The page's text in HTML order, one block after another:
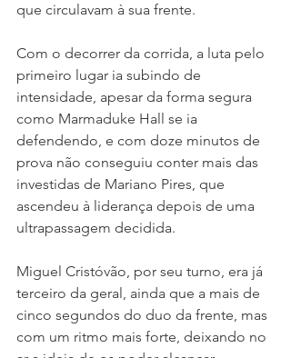
que circulavam à sua frente.
Com o decorrer da corrida, a luta pelo
primeiro lugar ia subindo de
intensidade, apesar da forma segura
como Marmaduke Hall se ia
defendendo, e com doze minutos de
prova não conseguiu conter mais das
investidas de Mariano Pires, que
ascendeu à liderança depois de uma
ultrapassagem decidida.
Miguel Cristóvão, por seu turno, era já
terceiro da geral, ainda que a mais de
cinco segundos do duo da frente, mas
com um ritmo mais forte, deixando no